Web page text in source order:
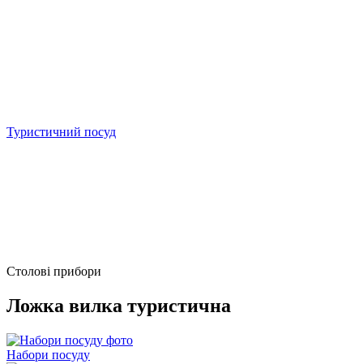
Туристичний посуд
Столові прибори
Ложка вилка туристична
Набори посуду